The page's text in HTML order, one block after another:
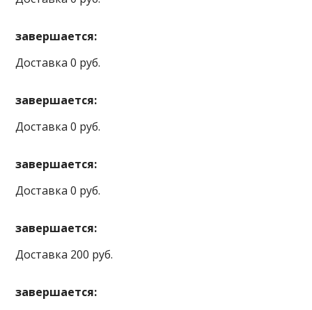
завершается:
Доставка 0 руб.
завершается:
Доставка 0 руб.
завершается:
Доставка 0 руб.
завершается:
Доставка 200 руб.
завершается: